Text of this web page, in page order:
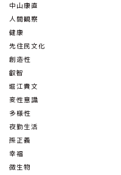
中山康直
人間観察
健康
先住民文化
創造性
叡智
堀江貴文
変性意識
多様性
夜勤生活
孫正義
幸福
微生物